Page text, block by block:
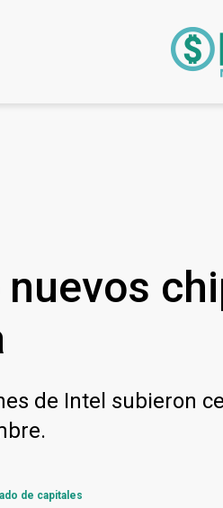
de Intel subieron
de capitales